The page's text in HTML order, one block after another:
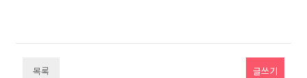
목록 글쓰기